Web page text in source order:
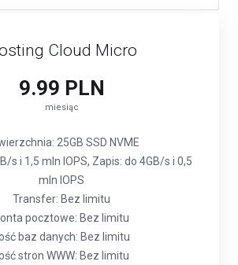
Cloud Micro
9.99 PLN
miesiąc
25GB SSD NVME
s i 1,5 mln IOPS, Zapis: do 4GB/s i 0,5
mln IOPS
Transfer: Bez limitu
pocztowe: Bez limitu
baz danych: Bez limitu
stron WWW: Bez limitu